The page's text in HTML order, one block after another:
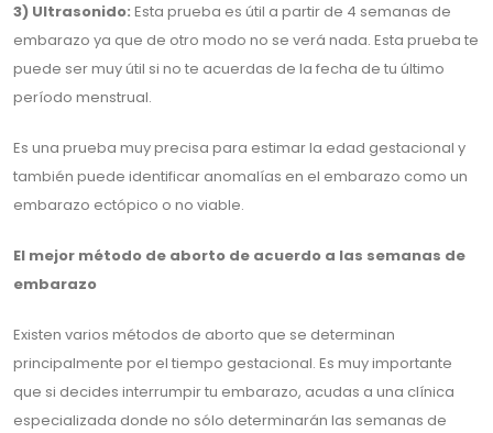
3) Ultrasonido: Esta prueba es útil a partir de 4 semanas de
embarazo ya que de otro modo no se verá nada. Esta prueba te
puede ser muy útil si no te acuerdas de la fecha de tu último
período menstrual.
Es una prueba muy precisa para estimar la edad gestacional y
también puede identificar anomalías en el embarazo como un
embarazo ectópico o no viable.
El mejor método de aborto de acuerdo a las semanas de
embarazo
Existen varios métodos de aborto que se determinan
principalmente por el tiempo gestacional. Es muy importante
que si decides interrumpir tu embarazo, acudas a una clínica
especializada donde no sólo determinarán las semanas de